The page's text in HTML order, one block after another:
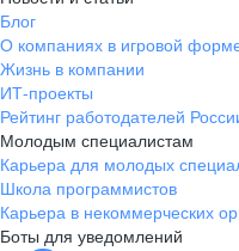
Блог
О компаниях в игровой
Жизнь в компании
ИТ-проекты
Рейтинг работодателей
Молодым специалистам
Карьера для молодых
Школа программистов
Карьера в некоммерческих
Боты для уведомлений